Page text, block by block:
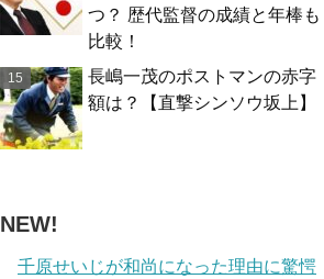
つ？ 歴代監督の成績と年棒も
比較！
長嶋一茂のポストマンの赤字
額は？【直撃シンソウ坂上】
NEW!
千原せいじが和尚になった理由に驚愕